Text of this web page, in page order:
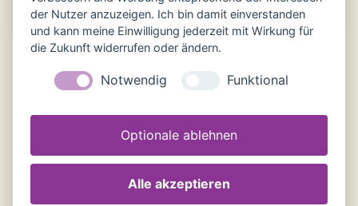
der Nutzer anzuzeigen. Ich bin damit einverstanden
und kann meine Einwilligung jederzeit mit Wirkung für
die Zukunft widerrufen oder ändern.
Notwendig Funktional
Optionale ablehnen
Alle akzeptieren
der
Beiträge
Vorherige 1 … 12 13